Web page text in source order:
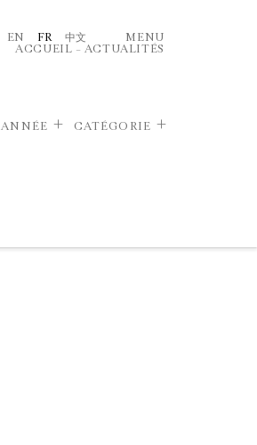
EN FR 中文
MENU
ACCUEIL – ACTUALITÉS
ANNÉE CATÉGORIE